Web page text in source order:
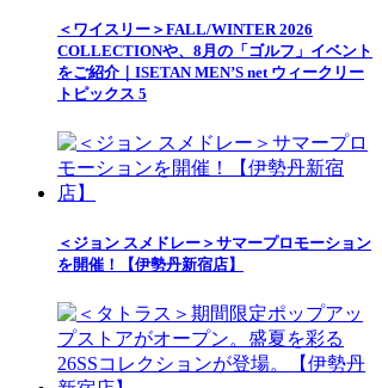
＜ワイスリー＞FALL/WINTER 2026
COLLECTIONや、8月の「ゴルフ」イベント
をご紹介｜ISETAN MEN’S net ウィークリー
トピックス 5
＜ジョン スメドレー＞サマープロモーション
を開催！【伊勢丹新宿店】